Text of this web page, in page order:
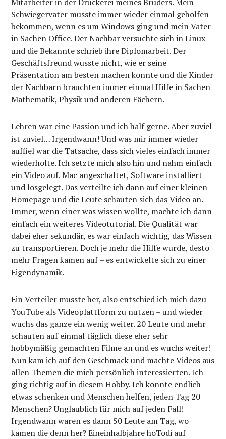
Schwiegervater musste immer wieder einmal geholfen
bekommen, wenn es um Windows ging und mein Vater
in Sachen Office. Der Nachbar versuchte sich in Linux
und die Bekannte schrieb ihre Diplomarbeit. Der
Geschäftsfreund wusste nicht, wie er seine
Präsentation am besten machen konnte und die Kinder
der Nachbarn brauchten immer einmal Hilfe in Sachen
Mathematik, Physik und anderen Fächern.
Lehren war eine Passion und ich half gerne. Aber zuviel
ist zuviel… Irgendwann! Und was mir immer wieder
auffiel war die Tatsache, dass sich vieles einfach immer
wiederholte. Ich setzte mich also hin und nahm einfach
ein Video auf. Mac angeschaltet, Software installiert
und losgelegt. Das verteilte ich dann auf einer kleinen
Homepage und die Leute schauten sich das Video an.
Immer, wenn einer was wissen wollte, machte ich dann
einfach ein weiteres Videotutorial. Die Qualität war
dabei eher sekundär, es war einfach wichtig, das Wissen
zu transportieren. Doch je mehr die Hilfe wurde, desto
mehr Fragen kamen auf – es entwickelte sich zu einer
Eigendynamik.
Ein Verteiler musste her, also entschied ich mich dazu
YouTube als Videoplattform zu nutzen – und wieder
wuchs das ganze ein wenig weiter. 20 Leute und mehr
schauten auf einmal täglich diese eher sehr
hobbymäßig gemachten Filme an und es wuchs weiter!
Nun kam ich auf den Geschmack und machte Videos aus
allen Themen die mich persönlich interessierten. Ich
ging richtig auf in diesem Hobby. Ich konnte endlich
etwas schenken und Menschen helfen, jeden Tag 20
Menschen? Unglaublich für mich auf jeden Fall!
Irgendwann waren es dann 50 Leute am Tag, wo
kamen die denn her? Eineinhalbjahre hoTodi auf